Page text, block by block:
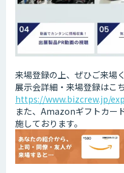
来場登録の上、ぜひご来場
展示会詳細・来場登録はこ
https://www.bizcrew.jp/
また、Amazonギフトカー
施しております。